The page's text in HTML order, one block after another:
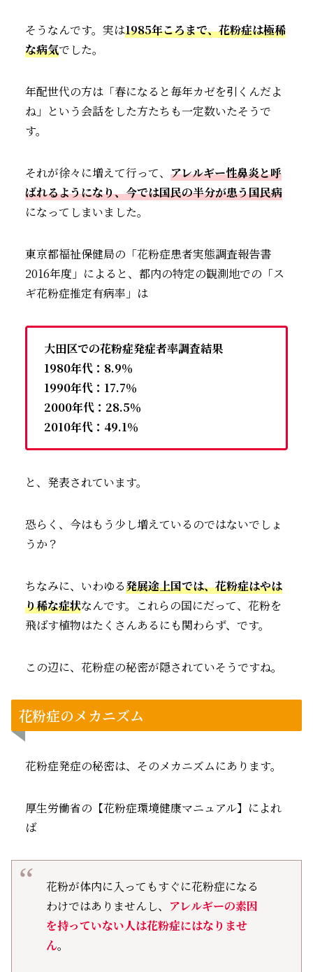
そうなんです。実は1985年ころまで、花粉症は極稀
な病気でした。
年配世代の方は「春になると毎年カゼを引くんだよ
ね」という会話をした方たちも一定数いたそうで
す。
それが徐々に増えて行って、 アレルギー性鼻炎と呼
ばれるようになり、今では国民の半分が患う国民病
になってしまいました。
東京都福祉保健局の「花粉症患者実態調査報告書
2016年度」によると、都内の特定の観測地での「ス
ギ花粉症推定有病率」は
大田区での花粉症発症者率調査結果
1980年代：8.9％
1990年代：17.7％
2000年代：28.5％
2010年代：49.1％
と、発表されています。
恐らく、今はもう少し増えているのではないでしょ
うか？
ちなみに、いわゆる発展途上国では、花粉症はやは
り稀な症状なんです。これらの国にだって、花粉を
飛ばす植物はたくさんあるにも関わらず、です。
この辺に、花粉症の秘密が隠されていそうですね。
花粉症のメカニズム
花粉症発症の秘密は、そのメカニズムにあります。
厚生労働省の【花粉症環境健康マニュアル】によれ
ば
花粉が体内に入ってもすぐに花粉症になる
わけではありませんし、 アレルギーの素因
を持っていない人は花粉症にはなりませ
ん。